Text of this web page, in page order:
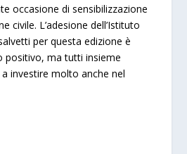
occasione di sensibilizzazione
civile. L’adesione dell’Istituto
per questa edizione è
positivo, ma tutti insieme
investire molto anche nel